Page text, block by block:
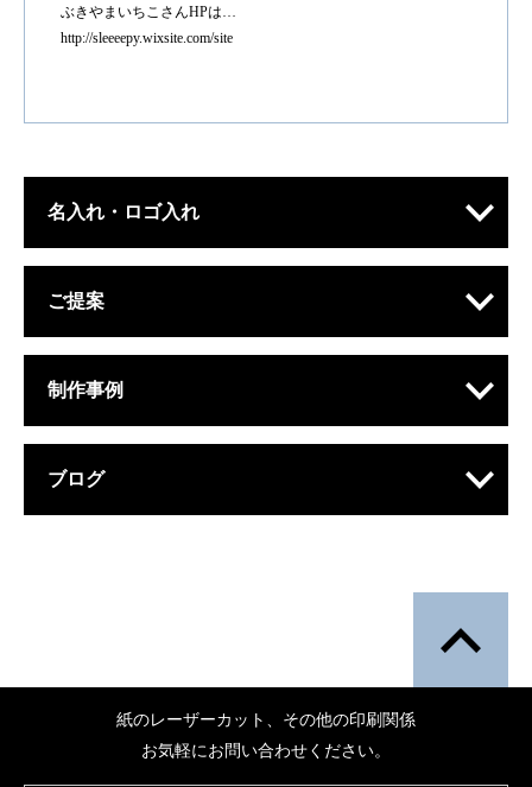
ぶきやまいちこさんHPは…
http://sleeeepy.wixsite.com/site
名入れ・ロゴ入れ
ご提案
制作事例
ブログ
紙のレーザーカット、その他の印刷関係
お気軽にお問い合わせください。